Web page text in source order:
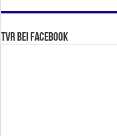
TVR bei facebook